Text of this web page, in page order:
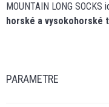
MOUNTAIN LONG
horské a vysokohorské
PARAMETRE